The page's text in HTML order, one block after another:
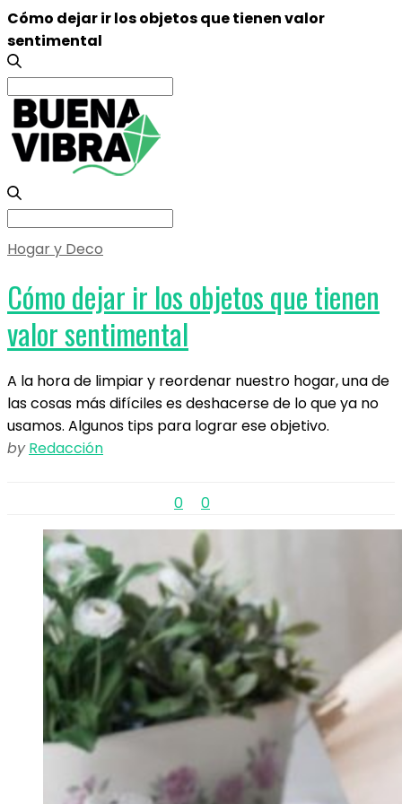
Cómo dejar ir los objetos que tienen valor
sentimental
Search
for:
Search
Hogar y Deco
Cómo dejar ir los objetos que tienen
valor sentimental
A la hora de limpiar y reordenar nuestro hogar, una de
las cosas más difíciles es deshacerse de lo que ya no
usamos. Algunos tips para lograr ese objetivo.
by Redacción
0 0